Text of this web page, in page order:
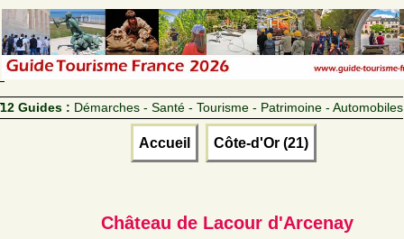
12 Guides : Démarches - Santé - Tourisme - Patrimoine - Automobiles
Accueil Côte-d'Or (21)
Château de Lacour d'Arcenay